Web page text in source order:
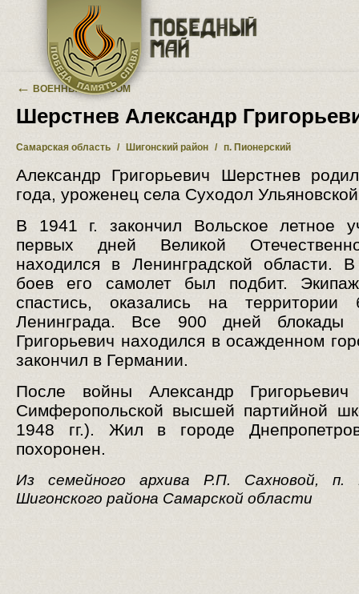
Перейти к основному содержанию
← ВОЕННЫЙ АЛЬБОМ
Шерстнев Александр
Самарская область / Шигонский район / п. Пионерский
Александр Григорьевич Шерстнев
года, уроженец села Суходол
В 1941 г. закончил Вольское летное
первых дней Великой
находился в Ленинградской области.
боев его самолет был подбит.
спастись, оказались на территории
Ленинграда. Все 900 дней блокады
Григорьевич находился в осажденном
закончил в Германии.
После войны Александр
Симферопольской высшей партийной
1948 гг.). Жил в городе
похоронен.
Из семейного архива Р.П. Сахновой, п.
Шигонского района Самарской области